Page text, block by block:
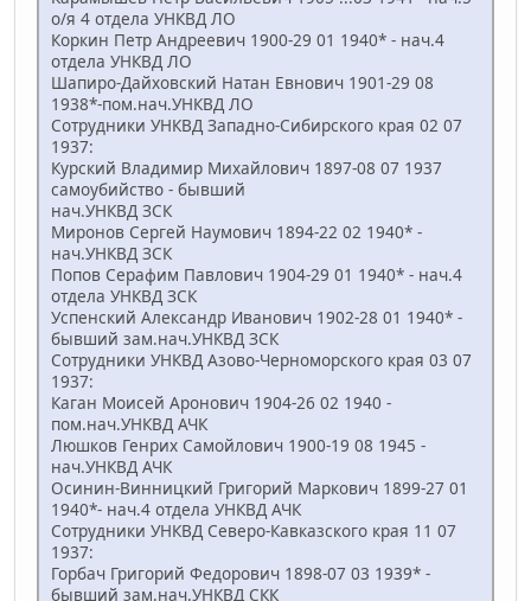
о/я 4 отдела УНКВД ЛО
Коркин Петр Андреевич 1900-29 01 1940* - нач.4
отдела УНКВД ЛО
Шапиро-Дайховский Натан Евнович 1901-29 08
1938*-пом.нач.УНКВД ЛО
Сотрудники УНКВД Западно-Сибирского края 02 07
1937:
Курский Владимир Михайлович 1897-08 07 1937
самоубийство - бывший
нач.УНКВД ЗСК
Миронов Сергей Наумович 1894-22 02 1940* -
нач.УНКВД ЗСК
Попов Серафим Павлович 1904-29 01 1940* - нач.4
отдела УНКВД ЗСК
Успенский Александр Иванович 1902-28 01 1940* -
бывший зам.нач.УНКВД ЗСК
Сотрудники УНКВД Азово-Черноморского края 03 07
1937:
Каган Моисей Аронович 1904-26 02 1940 -
пом.нач.УНКВД АЧК
Люшков Генрих Самойлович 1900-19 08 1945 -
нач.УНКВД АЧК
Осинин-Винницкий Григорий Маркович 1899-27 01
1940*- нач.4 отдела УНКВД АЧК
Сотрудники УНКВД Северо-Кавказского края 11 07
1937:
Горбач Григорий Федорович 1898-07 03 1939* -
бывший зам.нач.УНКВД СКК